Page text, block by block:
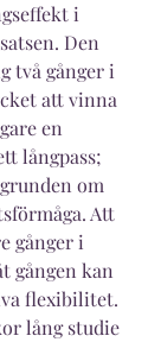
i
Den
två gånger i
att vinna
en
långpass;
om
Att
gånger i
gången kan
flexibilitet.
lång studie